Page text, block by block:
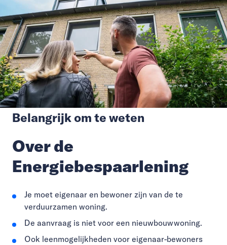
Belangrijk om te weten
Over de
Energiebespaarlening
Je moet eigenaar en bewoner zijn van de te
verduurzamen woning.
De aanvraag is niet voor een nieuwbouwwoning.
Ook leenmogelijkheden voor eigenaar-bewoners